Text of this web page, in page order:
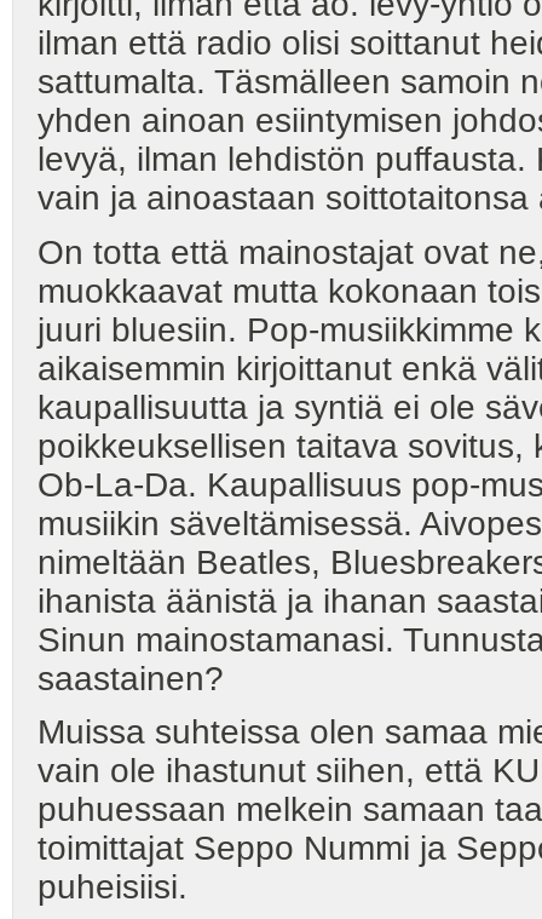
ilman että radio olisi soittanut
sattumalta. Täsmälleen samoin
yhden ainoan esiintymisen
levyä, ilman lehdistön
vain ja ainoastaan soittotaitonsa
On totta että mainostajat ovat
muokkaavat mutta kokonaan
juuri bluesiin. Pop-musiikkimme
aikaisemmin kirjoittanut enkä
kaupallisuutta ja syntiä ei ole
poikkeuksellisen taitava
Ob-La-Da. Kaupallisuus pop-
musiikin säveltämisessä.
nimeltään Beatles,
ihanista äänistä ja ihanan
Sinun mainostamanasi.
saastainen?
Muissa suhteissa olen samaa
vain ole ihastunut siihen, että
puhuessaan melkein samaan
toimittajat Seppo Nummi ja
puheisiisi.